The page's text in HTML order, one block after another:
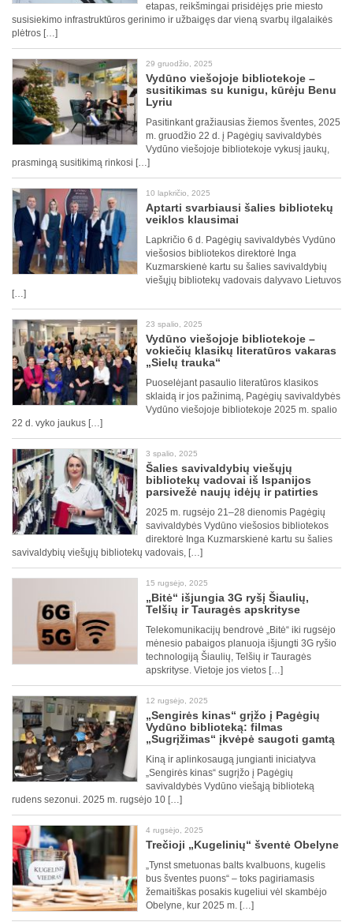
etapas, reikšmingai prisidėjęs prie miesto
susisiekimo infrastruktūros gerinimo ir užbaigęs dar vieną svarbų ilgalaikės
plėtros […]
29 gruodžio, 2025
Vydūno viešojoje bibliotekoje –
susitikimas su kunigu, kūrėju Benu
Lyriu
Pasitinkant gražiausias žiemos šventes, 2025
m. gruodžio 22 d. į Pagėgių savivaldybės
Vydūno viešojoje bibliotekoje vykusį jaukų,
prasmingą susitikimą rinkosi […]
10 lapkričio, 2025
Aptarti svarbiausi šalies bibliotekų
veiklos klausimai
Lapkričio 6 d. Pagėgių savivaldybės Vydūno
viešosios bibliotekos direktorė Inga
Kuzmarskienė kartu su šalies savivaldybių
viešųjų bibliotekų vadovais dalyvavo Lietuvos
[…]
23 spalio, 2025
Vydūno viešojoje bibliotekoje –
vokiečių klasikų literatūros vakaras
„Sielų trauka“
Puoselėjant pasaulio literatūros klasikos
sklaidą ir jos pažinimą, Pagėgių savivaldybės
Vydūno viešojoje bibliotekoje 2025 m. spalio
22 d. vyko jaukus […]
3 spalio, 2025
Šalies savivaldybių viešųjų
bibliotekų vadovai iš Ispanijos
parsivežė naujų idėjų ir patirties
2025 m. rugsėjo 21–28 dienomis Pagėgių
savivaldybės Vydūno viešosios bibliotekos
direktorė Inga Kuzmarskienė kartu su šalies
savivaldybių viešųjų bibliotekų vadovais, […]
15 rugsėjo, 2025
„Bitė“ išjungia 3G ryšį Šiaulių,
Telšių ir Tauragės apskrityse
Telekomunikacijų bendrovė „Bitė“ iki rugsėjo
mėnesio pabaigos planuoja išjungti 3G ryšio
technologiją Šiaulių, Telšių ir Tauragės
apskrityse. Vietoje jos vietos […]
12 rugsėjo, 2025
„Sengirės kinas“ grįžo į Pagėgių
Vydūno biblioteką: filmas
„Sugrįžimas“ įkvėpė saugoti gamtą
Kiną ir aplinkosaugą jungianti iniciatyva
„Sengirės kinas“ sugrįžo į Pagėgių
savivaldybės Vydūno viešąją biblioteką
rudens sezonui. 2025 m. rugsėjo 10 […]
4 rugsėjo, 2025
Trečioji „Kugelinių“ šventė Obelyne
„Tynst smetuonas balts kvalbuons, kugelis
bus šventes puons“ – toks pagiriamasis
žemaitiškas posakis kugeliui vėl skambėjo
Obelyne, kur 2025 m. […]